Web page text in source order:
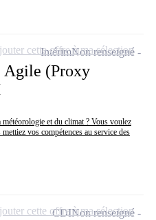
Agile (Proxy
et du climat ? Vous voulez
vos compétences au service des
IntérimNon renseigné
cette offre à ma sélection
CDINon renseigné
cette offre à ma sélection